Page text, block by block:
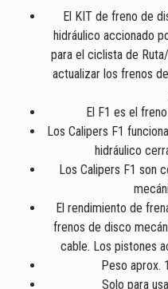
El KIT de freno de
hidráulico accionado
para el ciclista de
actualizar los frenos
El F1 es el
Los Calipers F1
hidráulico
Los Calipers F1 son
El rendimiento de
frenos de disco
cable. Los pistones
Peso aprox.
Solo para